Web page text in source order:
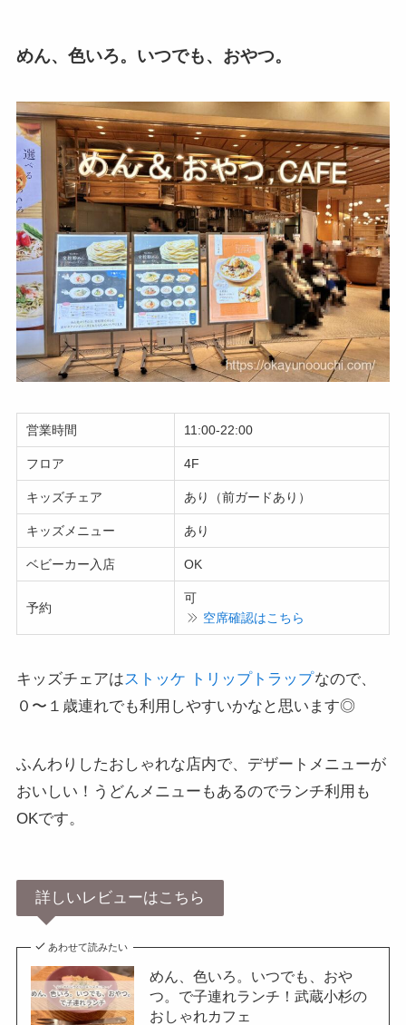
めん、色いろ。いつでも、おやつ。
営業時間 11:00-22:00
フロア 4F
キッズチェア あり（前ガードあり）
キッズメニュー あり
ベビーカー入店 OK
予約
可
空席確認はこちら
キッズチェアはストッケ トリップトラップなので、
０〜１歳連れでも利用しやすいかなと思います◎
ふんわりしたおしゃれな店内で、デザートメニューが
おいしい！うどんメニューもあるのでランチ利用も
OKです。
詳しいレビューはこちら
あわせて読みたい
めん、色いろ。いつでも、おや
つ。で子連れランチ！武蔵小杉の
おしゃれカフェ